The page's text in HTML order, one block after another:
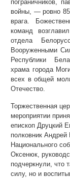
пограничников,
войны, — ровно
врага.
команд
отдела
Вооруженными
Республики
храма города
всех в общей
Отечество.
Торжественная
мероприятии
епископ Друцкий
полковник Андрей
Национального
Оксенюк,
подчеркнули, что
силу, но и